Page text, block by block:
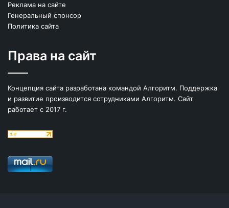
Реклама на сайте
Генеральный спонсор
Политика сайта
Права на сайт
Концепция сайта разработана командой Алгоритм. Поддержка
и развитие производится сотрудниками Алгоритм. Сайт
работает с 2017 г.